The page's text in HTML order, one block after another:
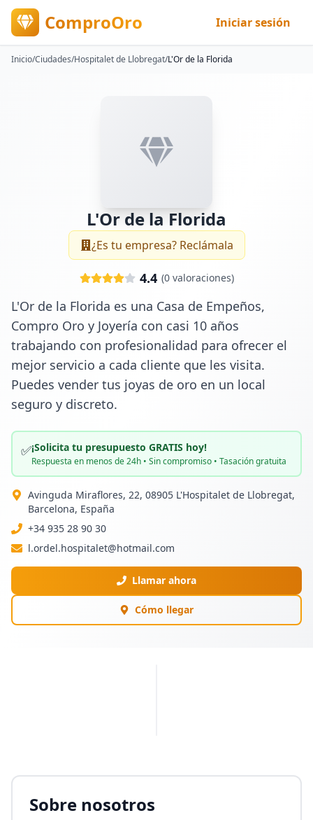
ComproOro Iniciar sesión
Inicio/Ciudades/Hospitalet de Llobregat/L'Or de la Florida
L'Or de la Florida
¿Es tu empresa? Reclámala
4.4 (0valoraciones)
L'Or de la Florida es una Casa de Empeños,
Compro Oro y Joyería con casi 10 años
trabajando con profesionalidad para ofrecer el
mejor servicio a cada cliente que les visita.
Puedes vender tus joyas de oro en un local
seguro y discreto.
✅¡Solicita tu presupuesto GRATIS hoy!
Respuesta en menos de 24h • Sin compromiso • Tasación gratuita
Avinguda Miraflores, 22, 08905 L'Hospitalet de Llobregat,
Barcelona, España
+34 935 28 90 30
l.ordel.hospitalet@hotmail.com
Llamar ahora
Cómo llegar
Sobre nosotros